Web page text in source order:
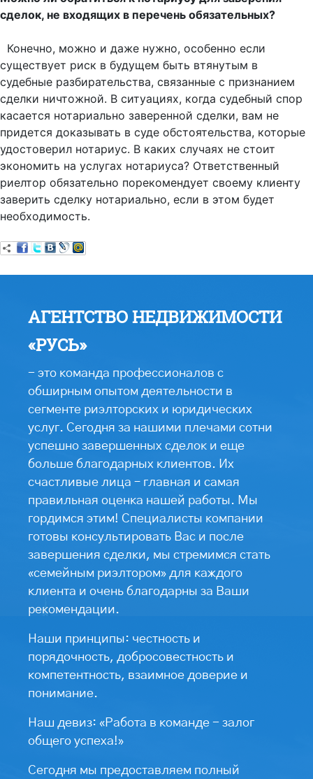
сделок, не входящих в перечень обязательных?
Конечно, можно и даже нужно, особенно если
существует риск в будущем быть втянутым в
судебные разбирательства, связанные с признанием
сделки ничтожной. В ситуациях, когда судебный спор
касается нотариально заверенной сделки, вам не
придется доказывать в суде обстоятельства, которые
удостоверил нотариус. В каких случаях не стоит
экономить на услугах нотариуса? Ответственный
риелтор обязательно порекомендует своему клиенту
заверить сделку нотариально, если в этом будет
необходимость.
АГЕНТСТВО НЕДВИЖИМОСТИ
«РУСЬ»
- это команда профессионалов с
обширным опытом деятельности в
сегменте риэлторских и юридических
услуг. Сегодня за нашими плечами сотни
успешно завершенных сделок и еще
больше благодарных клиентов. Их
счастливые лица – главная и самая
правильная оценка нашей работы. Мы
гордимся этим! Специалисты компании
готовы консультировать Вас и после
завершения сделки, мы стремимся стать
«семейным риэлтором» для каждого
клиента и очень благодарны за Ваши
рекомендации.
Наши принципы: честность и
порядочность, добросовестность и
компетентность, взаимное доверие и
понимание.
Наш девиз: «Работа в команде - залог
общего успеха!»
Сегодня мы предоставляем полный